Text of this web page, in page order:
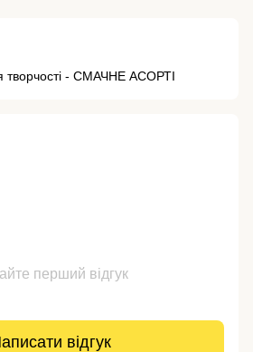
творчості - СМАЧНЕ АСОРТІ
перший відгук
відгук